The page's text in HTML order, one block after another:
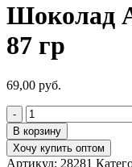
Шоколад
87 гр
69,00 руб.
Количество
товара
Шоколад
Аленка
В корзину
Хочу купить оптом
Артикул: 28281